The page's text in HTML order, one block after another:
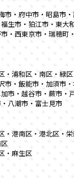
市・府中市・昭島市
生市・狛江市・東大
・西東京市・瑞穂町
・浦和区・南区・緑
・飯能市・加須市
市・越谷市・蕨市・
八潮市・富士見市
・港南区・港北区・
・麻生区